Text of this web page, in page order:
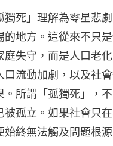
獨死」理解為零星悲
的地方。這從來不只
失守，而是人口老化
口流動加劇，以及社
。所謂「孤獨死」，
被孤立。如果社會只
終無法觸及問題根源